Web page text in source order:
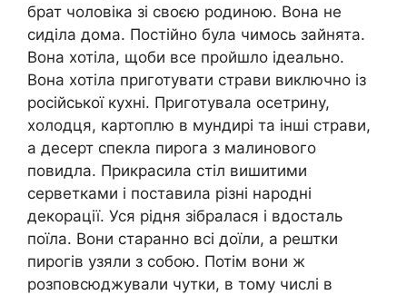
брат чоловіка зі своєю родиною. Вона не
сиділа дома. Постійно була чимось зайнята.
Вона хотіла, щоби все пройшло ідеально.
Вона хотіла приготувати страви виключно із
російської кухні. Приготувала осетрину,
холодця, картоплю в мундирі та інші страви,
а десерт спекла пирога з малинового
повидла. Прикрасила стіл вишитими
серветками і поставила різні народні
декорації. Уся рідня зібралася і вдосталь
поїла. Вони старанно всі доїли, а рештки
пирогів узяли з собою. Потім вони ж
розповсюджували чутки, в тому числі в